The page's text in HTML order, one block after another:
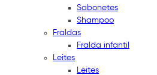
Sabonetes
Shampoo
Fraldas
Fralda infantil
Leites
Leites